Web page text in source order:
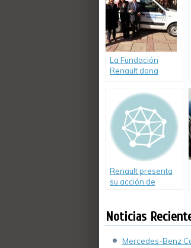
La Fundación
Renault dona
Renault Kangoo a
CONIN
Renault presenta
su acción de
Noticias
Mercedes-Benz